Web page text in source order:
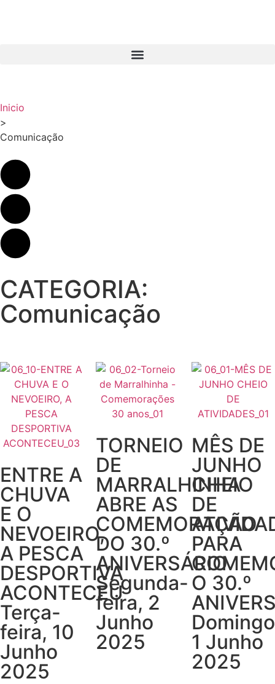
Inicio
>
Comunicação
CATEGORIA:
Comunicação
ENTRE A
CHUVA
E O
NEVOEIRO,
A PESCA
DESPORTIVA
ACONTECEU
Terça-
feira, 10
Junho
2025
TORNEIO
DE
MARRALHINHA
ABRE AS
COMEMORAÇÃO
DO 30.º
ANIVERSÁRIO
Segunda-
feira, 2
Junho
2025
MÊS DE
JUNHO
CHEIO
DE
PARA
O 30.º
1 Junho
2025